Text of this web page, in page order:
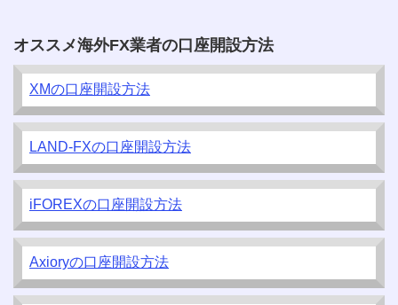
オススメ海外FX業者の口座開設方法
XMの口座開設方法
LAND-FXの口座開設方法
iFOREXの口座開設方法
Axioryの口座開設方法